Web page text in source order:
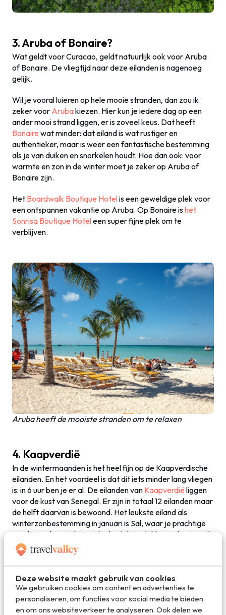
Deze website maakt gebruik van cookies
We gebruiken cookies om content en advertenties te
personaliseren, om functies voor social media te bieden
en om ons websiteverkeer te analyseren. Ook delen we
3. Aruba of Bonaire?
Wat geldt voor Curacao, geldt natuurlijk ook voor Aruba
of Bonaire. De vliegtijd naar deze eilanden is nagenoeg
gelijk.
Wil je vooral luieren op hele mooie stranden, dan zou ik
zeker voor Arubakiezen. Hier kun je iedere dag op een
ander mooi strand liggen, er is zoveel keus. Dat heeft
Bonaire wat minder: dat eiland is wat rustiger en
authentieker, maar is weer een fantastische bestemming
als je van duiken en snorkelen houdt. Hoe dan ook: voor
warmte en zon in de winter moet je zeker op Aruba of
Bonaire zijn.
Het Boardwalk Boutique Hotelis een geweldige plek voor
een ontspannen vakantie op Aruba. Op Bonaire ishet
Sonrisa Boutique Hoteleen super fijne plek om te
verblijven.
Aruba heeft de mooiste stranden om te relaxen
4. Kaapverdië
In de wintermaanden is het heel fijn op de Kaapverdische
eilanden. En het voordeel is dat dit iets minder lang vliegen
is: in 6 uur ben je er al. De eilanden van Kaapverdië liggen
voor de kust van Senegal. Er zijn in totaal 12 eilanden maar
de helft daarvan is bewoond. Het leukste eiland als
winterzonbestemming in januari is Sal, waar je prachtige
zandstranden vindt. De ideale plek om lekker te luieren, al
hoeft dat niet hoor. Er zijn mooie zoutmeren te vinden
waar je kunt dobberen, cross met een quad door een
maanlandschap, proef verse vis op de vismarkt of doe een
duikcursus. Kaapverdië is de ideale vakantiebestemming
in de winter als je wil ontspannen maar toch ook toffe
dingen wil doen.